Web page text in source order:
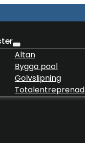
Altan
Bygga pool
Golvslipning
Totalentreprenad